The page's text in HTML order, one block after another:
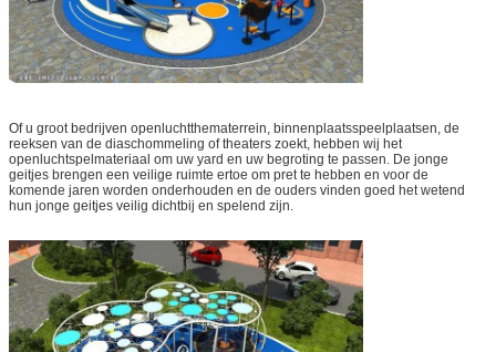
Of u groot bedrijven openluchtthematerrein, binnenplaatsspeelplaatsen, de
reeksen van de diaschommeling of theaters zoekt, hebben wij het
openluchtspelmateriaal om uw yard en uw begroting te passen. De jonge
geitjes brengen een veilige ruimte ertoe om pret te hebben en voor de
komende jaren worden onderhouden en de ouders vinden goed het wetend
hun jonge geitjes veilig dichtbij en spelend zijn.